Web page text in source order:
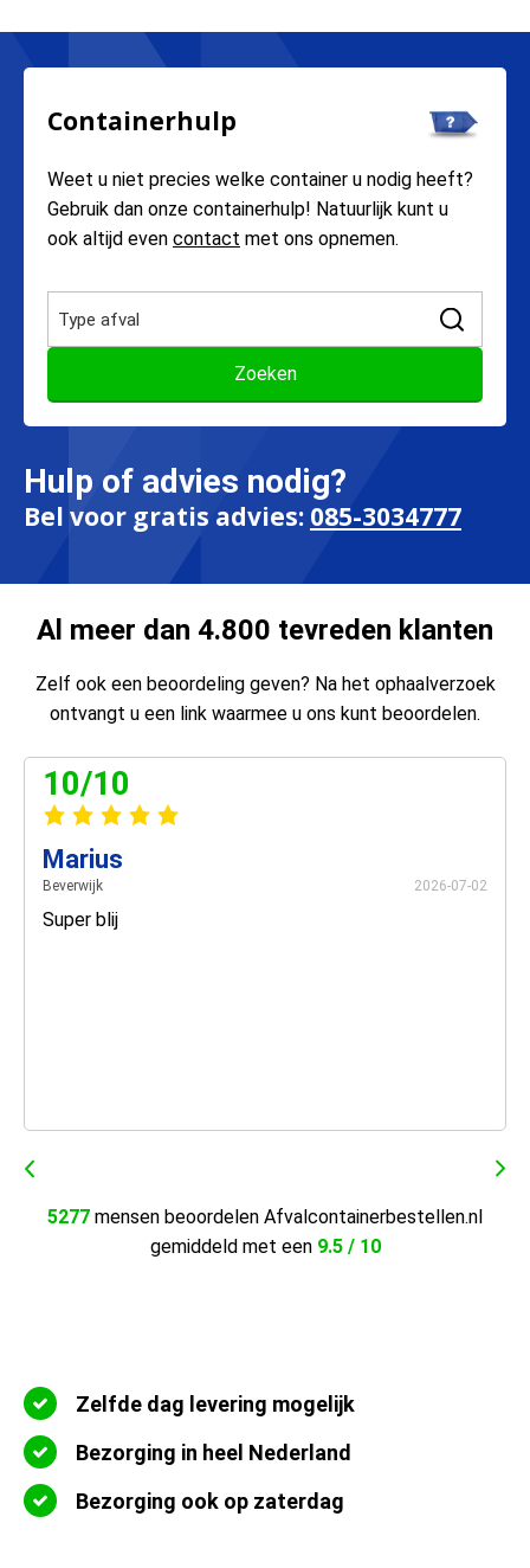
Containerhulp
Weet u niet precies welke container u nodig heeft?
Gebruik dan onze containerhulp! Natuurlijk kunt u
ook altijd even contact met ons opnemen.
Hulp of advies nodig?
Bel voor gratis advies: 085-3034777
Al meer dan 4.800 tevreden klanten
Zelf ook een beoordeling geven? Na het ophaalverzoek
ontvangt u een link waarmee u ons kunt beoordelen.
10/10
Marius
Beverwijk 2026-07-02
Super blij
5277 mensen beoordelen Afvalcontainerbestellen.nl
gemiddeld met een 9.5 / 10
Zelfde dag levering mogelijk
Bezorging in heel Nederland
Bezorging ook op zaterdag